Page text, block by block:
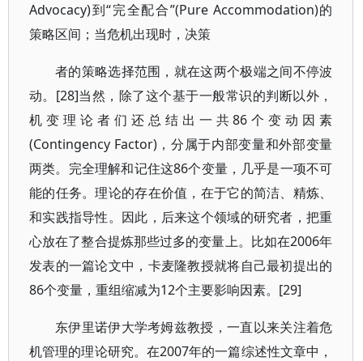
Advocacy)到“完全配合”(Pure Accommodation)的
策略区间；当危机出现时，决策
者的策略选择范围，就在这两个极端之间不停波
动。[28]当然，除了这个基于一般常识的判断以外，
机变理论者们还总结出一共86个变动因素
(Contingency Factor)，分属于内部变量和外部变量
两类。完全理解和记住这86个变量，几乎是一项不可
能的任务。理论的存在价值，在于它的简洁、精炼、
和实践指导性。因此，后来这个领域的研究者，把重
心放在了整合提炼那些过多的变量上。比如在2006年
发表的一篇论文中，卡麦隆教授就将自己最初提出的
86个变量，重组缩减为12个主要影响因素。[29]
东伊里诺伊大学考姆兹教授，一直以来关注着危
机管理的理论研究。在2007年的一篇综述性文章中，